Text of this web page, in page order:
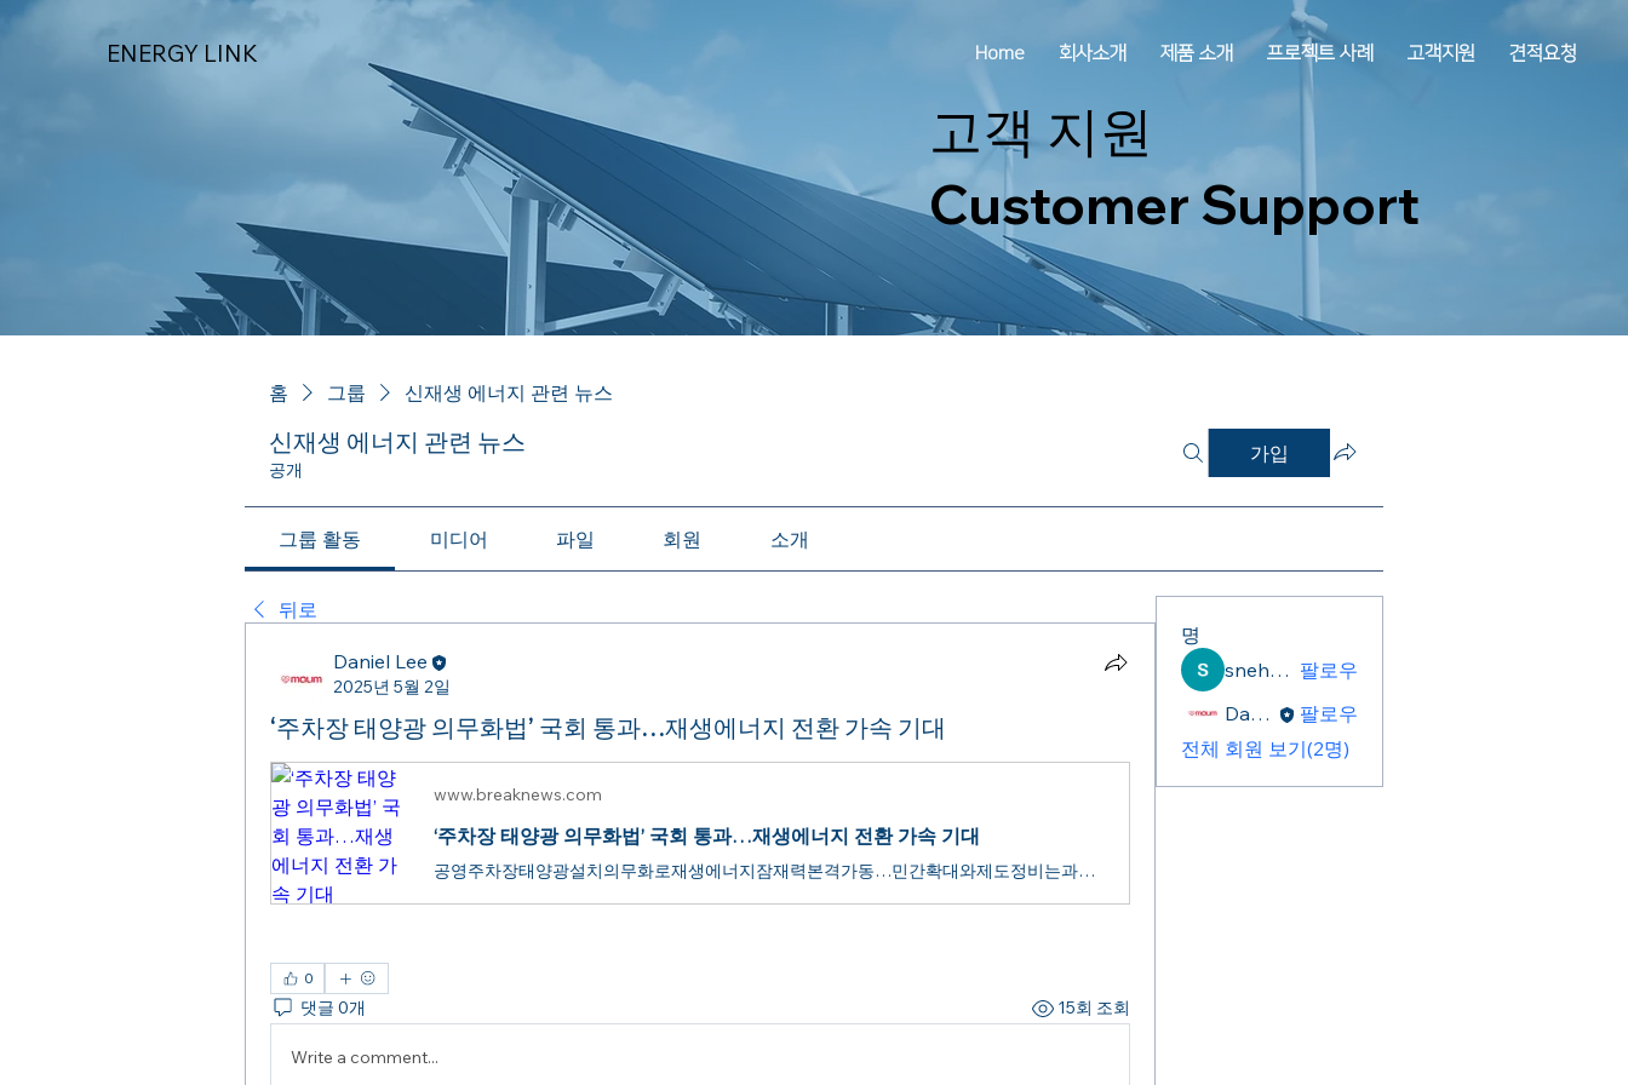
ENERGY LINK Home 회사소개 제품 소개 프로젝트 사례 고객지원 견적요청
고객 지원
Customer Support
홈 그룹 신재생 에너지 관련 뉴스
신재생 에너지 관련 뉴스
공개
가입
그룹 활동 미디어 파일 회원 소개
뒤로
Daniel Lee
2025년 5월 2일
‘주차장 태양광 의무화법’ 국회 통과…재생에너지 전환 가속 기대
www.breaknews.com
‘주차장 태양광 의무화법’ 국회 통과…재생에너지 전환 가속 기대
공영주차장태양광설치의무화로재생에너지잠재력본격가동…민간확대와제도정비는과제로남아...후속조치필요공용주차장자료사진 ©DB 국회가5월1
0
댓글 0개 15회 조회
Write a comment...
명
sneha sanwane 팔로우
Daniel Lee
팔로우
전체 회원 보기(2명)